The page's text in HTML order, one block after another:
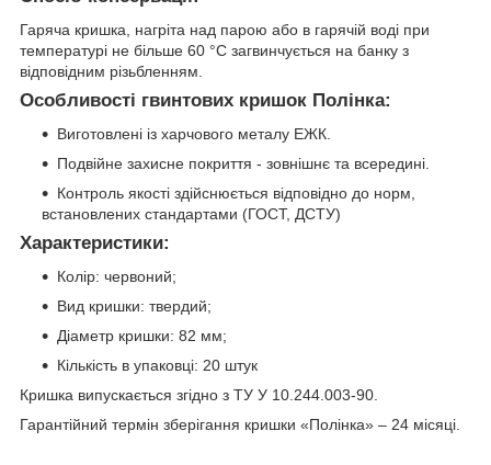
Гаряча кришка, нагріта над парою або в гарячій воді при
температурі не більше 60 °С загвинчується на банку з
відповідним різьбленням.
Особливості гвинтових кришок Полінка:
Виготовлені із харчового металу ЕЖК.
Подвійне захисне покриття - зовнішнє та всередині.
Контроль якості здійснюється відповідно до норм,
встановлених стандартами (ГОСТ, ДСТУ)
Характеристики:
Колір: червоний;
Вид кришки: твердий;
Діаметр кришки: 82 мм;
Кількість в упаковці: 20 штук
Кришка випускається згідно з ТУ У 10.244.003-90.
Гарантійний термін зберігання кришки «Полінка» – 24 місяці.